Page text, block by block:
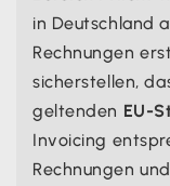
in Deutschland
Rechnungen
sicherstellen,
geltenden EU-
Invoicing
Rechnungen